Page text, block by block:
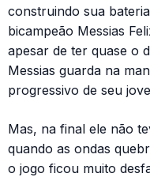
construindo sua
bicampeão Messias
apesar de ter quase o
Messias guarda na
progressivo de seu
Mas, na final ele não
quando as ondas
o jogo ficou muito